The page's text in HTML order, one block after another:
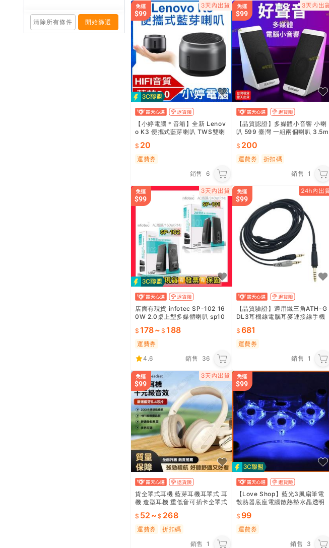
清除所有條件 開始篩選
【小婷電腦＊音箱】全新 Lenov
o K3 便攜式藍芽喇叭 TWS雙喇
輕巧 持久續航
20
運費券
銷售
6
【品質認證】多媒體小音響 小喇
叭 599 臺灣 一組兩個喇叭 3.5m
喇叭 魔法巷
200
運費券
折扣碼
銷售 1
店面有現貨 infotec SP-102 16
0W 2.0桌上型多媒體喇叭 sp10
178~ 188
運費券
4.6
銷售 36
【品質驗證】適用鐵三角ATH-G
DL3耳機線電腦耳麥連接線手機
681
運費券
銷售 1
貨全罩式耳機 藍芽耳機耳罩式 耳
機 造型耳機 重低音可插卡全罩式
機RGB頭罩式耳機
52 ~ 268
運費券
折扣碼
銷售
1
【Love Shop】藍光3風扇筆電
散熱器底座電腦散熱墊水晶透明
99
運費券
銷售
3